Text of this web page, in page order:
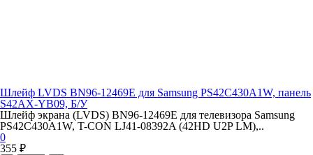
Шлейф LVDS BN96-12469E для Samsung PS42C430A1W, панель
S42AX-YB09, Б/У
Шлейф экрана (LVDS) BN96-12469E для телевизора Samsung
PS42C430A1W, T-CON LJ41-08392A (42HD U2P LM),..
0
355 ₽